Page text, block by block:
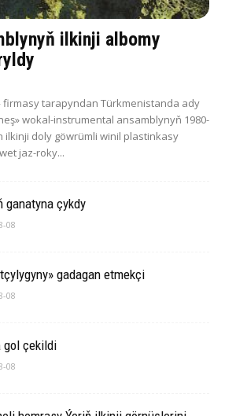
ilkinji albomy
firmasy tarapyndan Türkmenistanda ady
wokal-instrumental ansamblynyň 1980-
ilkinji doly göwrümli winil plastinkasy
jaz-roky...
ganatyna çykdy
08
gadagan etmekçi
08
gol çekildi
08